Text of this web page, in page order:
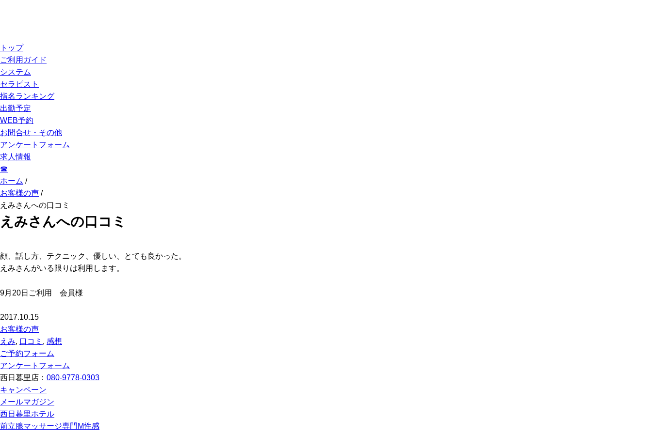
トップ
ご利用ガイド
システム
セラピスト
指名ランキング
出勤予定
WEB予約
お問合せ・その他
アンケートフォーム
求人情報
☎︎
ホーム /
お客様の声 /
えみさんへの口コミ
えみさんへの口コミ
顔、話し方、テクニック、優しい、とても良かった。
えみさんがいる限りは利用します。
9月20日ご利用 会員様
2017.10.15
お客様の声
えみ, 口コミ , 感想
ご予約フォーム
アンケートフォーム
西日暮里店： 080-9778-0303
キャンペーン
メールマガジン
西日暮里ホテル
前立腺マッサージ専門M性感